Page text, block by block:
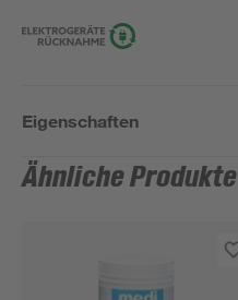
Eigenschaften
Ähnliche Produkte